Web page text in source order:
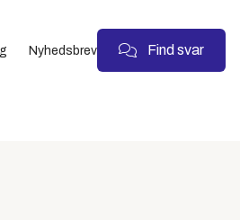
Nyhedsbrev Find svar